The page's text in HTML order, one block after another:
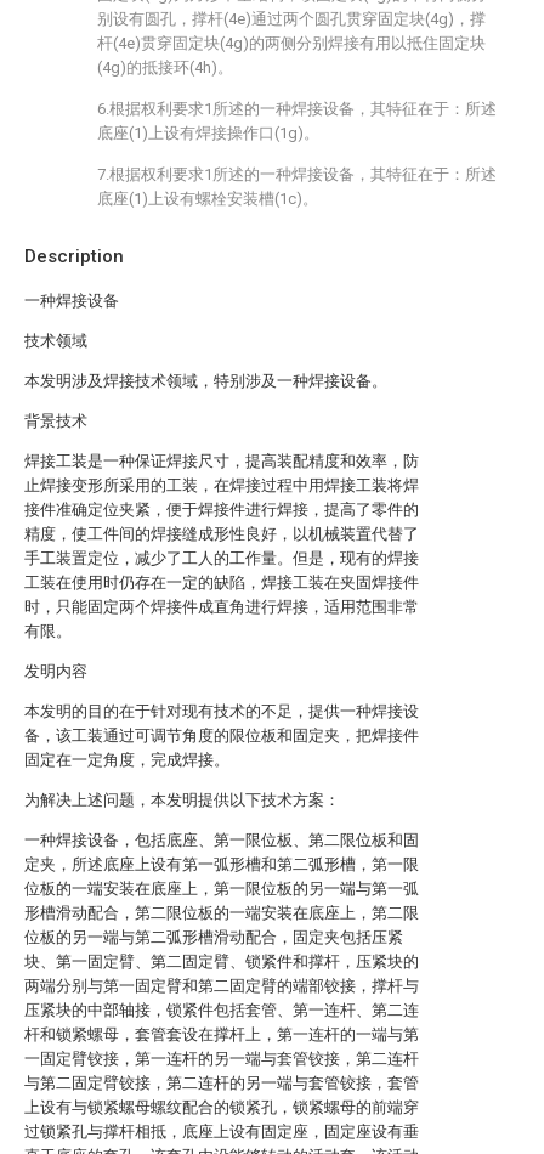
Description
一种焊接设备
技术领域
本发明涉及焊接技术领域，特别涉及一种焊接设备。
背景技术
焊接工装是一种保证焊接尺寸，提高装配精度和效率，防
止焊接变形所采用的工装，在焊接过程中用焊接工装将焊
接件准确定位夹紧，便于焊接件进行焊接，提高了零件的
精度，使工件间的焊接缝成形性良好，以机械装置代替了
手工装置定位，减少了工人的工作量。但是，现有的焊接
工装在使用时仍存在一定的缺陷，焊接工装在夹固焊接件
时，只能固定两个焊接件成直角进行焊接，适用范围非常
有限。
发明内容
本发明的目的在于针对现有技术的不足，提供一种焊接设
备，该工装通过可调节角度的限位板和固定夹，把焊接件
固定在一定角度，完成焊接。
为解决上述问题，本发明提供以下技术方案：
一种焊接设备，包括底座、第一限位板、第二限位板和固
定夹，所述底座上设有第一弧形槽和第二弧形槽，第一限
位板的一端安装在底座上，第一限位板的另一端与第一弧
形槽滑动配合，第二限位板的一端安装在底座上，第二限
位板的另一端与第二弧形槽滑动配合，固定夹包括压紧
块、第一固定臂、第二固定臂、锁紧件和撑杆，压紧块的
两端分别与第一固定臂和第二固定臂的端部铰接，撑杆与
压紧块的中部轴接，锁紧件包括套管、第一连杆、第二连
杆和锁紧螺母，套管套设在撑杆上，第一连杆的一端与第
一固定臂铰接，第一连杆的另一端与套管铰接，第二连杆
与第二固定臂铰接，第二连杆的另一端与套管铰接，套管
上设有与锁紧螺母螺纹配合的锁紧孔，锁紧螺母的前端穿
过锁紧孔与撑杆相抵，底座上设有固定座，固定座设有垂
别设有圆孔，撑杆(4e)通过两个圆孔贯穿固定块(4g)，撑
杆(4e)贯穿固定块(4g)的两侧分别焊接有用以抵住固定块
(4g)的抵接环(4h)。
6.根据权利要求1所述的一种焊接设备，其特征在于：所述
底座(1)上设有焊接操作口(1g)。
7.根据权利要求1所述的一种焊接设备，其特征在于：所述
底座(1)上设有螺栓安装槽(1c)。